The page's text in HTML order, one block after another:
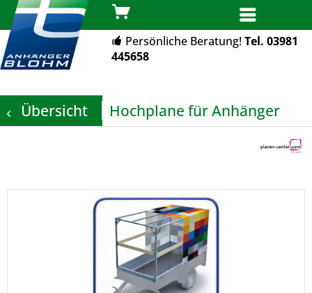
Persönliche Beratung!Tel. 03981
445658
Übersicht Hochplane für Anhänger